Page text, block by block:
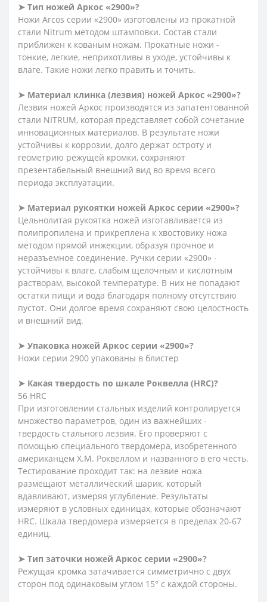
➤ Тип ножей Аркос «2900»?
Ножи Arcos серии «2900» изготовлены из прокатной
стали Nitrum методом штамповки. Состав стали
приближен к кованым ножам. Прокатные ножи -
тонкие, легкие, неприхотливы в уходе, устойчивы к
влаге. Такие ножи легко править и точить.
➤ Материал клинка (лезвия) ножей Аркос «2900»?
Лезвия ножей Аркос производятся из запатентованной
стали NITRUM, которая представляет собой сочетание
инновационных материалов. В результате ножи
устойчивы к коррозии, долго держат остроту и
геометрию режущей кромки, сохраняют
презентабельный внешний вид во время всего
периода эксплуатации.
➤ Материал рукоятки ножей Аркос серии «2900»?
Цельнолитая рукоятка ножей изготавливается из
полипропилена и прикреплена к хвостовику ножа
методом прямой инжекции, образуя прочное и
неразъемное соединение. Ручки серии «2900» -
устойчивы к влаге, слабым щелочным и кислотным
растворам, высокой температуре. В них не попадают
остатки пищи и вода благодаря полному отсутствию
пустот. Они долгое время сохраняют свою целостность
и внешний вид.
➤ Упаковка ножей Аркос серии «2900»?
Ножи серии 2900 упакованы в блистер
➤ Какая твердость по шкале Роквелла (HRC)?
56 HRC
При изготовлении стальных изделий контролируется
множество параметров, один из важнейших -
твердость стального лезвия. Его проверяют с
помощью специального твердомера, изобретенного
американцем Х.М. Роквеллом и названного в его честь.
Тестирование проходит так: на лезвие ножа
размещают металлический шарик, который
вдавливают, измеряя углубление. Результаты
измеряют в условных единицах, которые обозначают
HRC. Шкала твердомера измеряется в пределах 20-67
единиц.
➤ Тип заточки ножей Аркос серии «2900»?
Режущая кромка затачивается симметрично с двух
сторон под одинаковым углом 15° с каждой стороны.